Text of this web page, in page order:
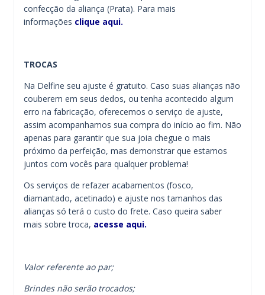
confecção da aliança (Prata). Para mais
informações clique aqui.
TROCAS
Na Delfine seu ajuste é gratuito. Caso suas alianças não
couberem em seus dedos, ou tenha acontecido algum
erro na fabricação, oferecemos o serviço de ajuste,
assim acompanhamos sua compra do início ao fim. Não
apenas para garantir que sua joia chegue o mais
próximo da perfeição, mas demonstrar que estamos
juntos com vocês para qualquer problema!
Os serviços de refazer acabamentos (fosco,
diamantado, acetinado) e ajuste nos tamanhos das
alianças só terá o custo do frete. Caso queira saber
mais sobre troca, acesse aqui.
Valor referente ao par;
Brindes não serão trocados;